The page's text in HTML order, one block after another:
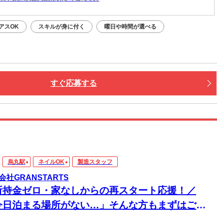
スOK スキルが身に付く 曜日や時間が選べる
すぐ応募する
烏丸駅 ネイルOK 製造スタッフ
社GRANSTARTS
持金ゼロ・家なしからの再スタート応援！／
日泊まる場所がない…」そんな方もまずはご相